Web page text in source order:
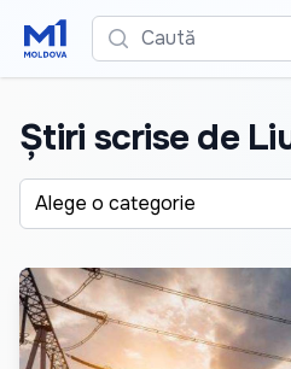
Caută
Știri scrise de
Alege o categorie